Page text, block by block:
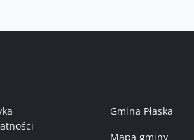
w stopce 1
Menu
Gmina Płaska
Mapa gminy